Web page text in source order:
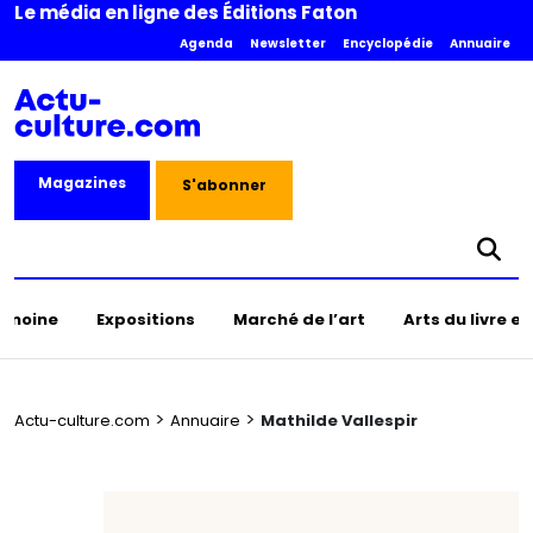
Le média en ligne des Éditions Faton
Agenda Newsletter Encyclopédie Annuaire
Magazines S'abonner
Expositions Marché de l’art Arts du livre
Actu-culture.com > Annuaire > Mathilde Vallespir